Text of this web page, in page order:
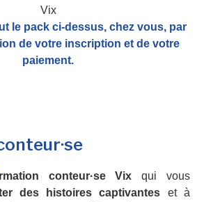
le pack ci-dessus, chez vous, par
de votre inscription et de votre
paiement.
conteur·se Vix qui vous
des histoires captivantes et à